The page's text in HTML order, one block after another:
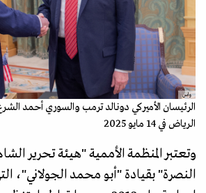
واس
الرئيسان الأميركي دونالد ترمب والسوري أحمد
الرياض في 14 مايو 2025
وتعتبر المنظمة الأممية "هيئة تحرير
النصرة" بقيادة "أبو محمد الجولاني"،